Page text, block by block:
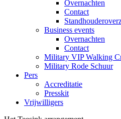
Overnachten
Contact
Business events
Overnachten
Contact
Military VIP Walking
Military Rode Schuur
Pers
Accreditatie
Presskit
Vrijwilligers